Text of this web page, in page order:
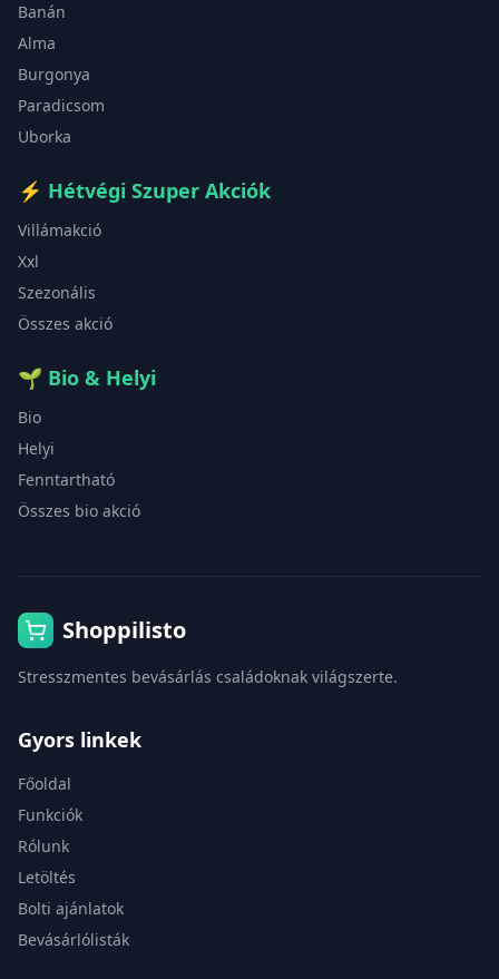
Banán
Alma
Burgonya
Paradicsom
Uborka
⚡ Hétvégi Szuper Akciók
Villámakció
Xxl
Szezonális
Összes akció
🌱 Bio & Helyi
Bio
Helyi
Fenntartható
Összes bio akció
Shoppilisto
Stresszmentes bevásárlás családoknak világszerte.
Gyors linkek
Főoldal
Funkciók
Rólunk
Letöltés
Bolti ajánlatok
Bevásárlólisták